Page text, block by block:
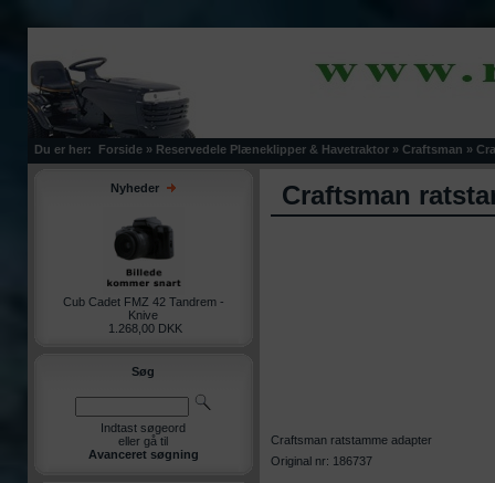
Du er her: Forside » Reservedele Plæneklipper & Havetraktor » Craftsman »
Nyheder
Cub Cadet FMZ 42 Tandrem -
Knive
1.268,00 DKK
Søg
Indtast søgeord
eller gå til
Avanceret søgning
Craftsman
Craftsman ratstamme adapter
Original nr: 186737